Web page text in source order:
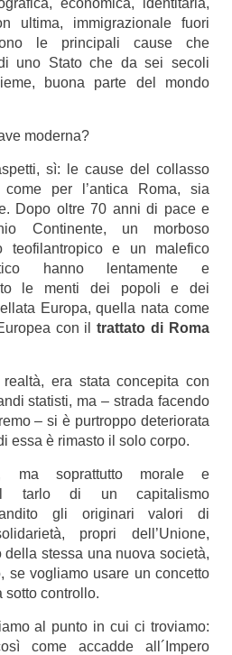
economica, identitaria,
ultima, immigrazionale fuori
le principali cause che
uno Stato che da sei secoli
buona parte del mondo
moderna?
sì: le cause del collasso
per l’antica Roma, sia
Dopo oltre 70 anni di pace e
Continente, un morboso
teofilantropico e un malefico
hanno lentamente e
le menti dei popoli e dei
Europa, quella nata come
con iltrattato di Roma
era stata concepita con
statisti, ma – strada facendo
– si è purtroppo deteriorata
essa è rimasto il solo corpo.
ma soprattutto morale e
tarlo di un capitalismo
gli originari valori di
propri dell’Unione,
della stessa una nuova società,
se vogliamo usare un concetto
sotto controllo.
al punto in cui ci troviamo:
come accadde all´Impero